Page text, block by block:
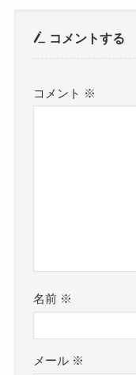
コメントする
コメント ※
名前 ※
メール ※